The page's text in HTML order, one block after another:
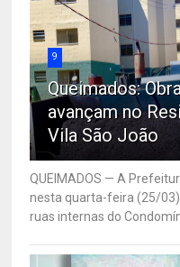
9
Queimados:
avançam no
Vila São João
QUEIMADOS — A
nesta quarta-feira (25/
ruas internas do